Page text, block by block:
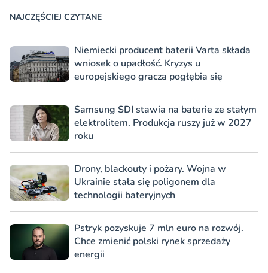
NAJCZĘŚCIEJ CZYTANE
Niemiecki producent baterii Varta składa
wniosek o upadłość. Kryzys u
europejskiego gracza pogłębia się
Samsung SDI stawia na baterie ze stałym
elektrolitem. Produkcja ruszy już w 2027
roku
Drony, blackouty i pożary. Wojna w
Ukrainie stała się poligonem dla
technologii bateryjnych
Pstryk pozyskuje 7 mln euro na rozwój.
Chce zmienić polski rynek sprzedaży
energii